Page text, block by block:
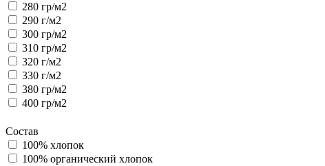
280 гр/м2
290 г/м2
300 гр/м2
310 гр/м2
320 г/м2
330 г/м2
380 гр/м2
400 гр/м2
Состав
100% хлопок
100% органический хлопок